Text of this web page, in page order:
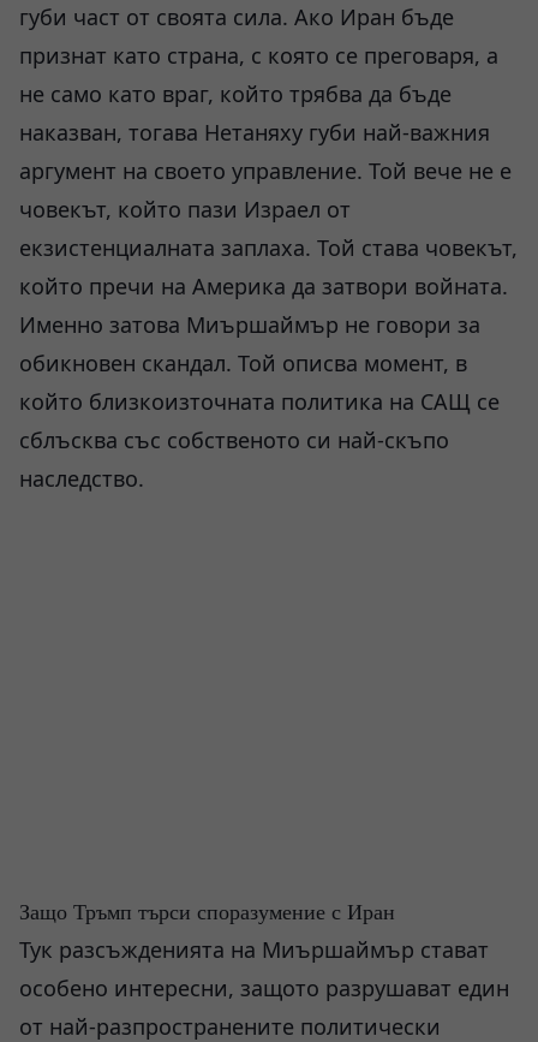
губи част от своята сила. Ако Иран бъде
признат като страна, с която се преговаря, а
не само като враг, който трябва да бъде
наказван, тогава Нетаняху губи най-важния
аргумент на своето управление. Той вече не е
човекът, който пази Израел от
екзистенциалната заплаха. Той става човекът,
който пречи на Америка да затвори войната.
Именно затова Миършаймър не говори за
обикновен скандал. Той описва момент, в
който близкоизточната политика на САЩ се
сблъсква със собственото си най-скъпо
наследство.
Защо Тръмп търси споразумение с Иран
Тук разсъжденията на Миършаймър стават
особено интересни, защото разрушават един
от най-разпространените политически